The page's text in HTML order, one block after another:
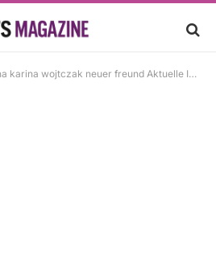
karina wojtczak neuer freund Aktuelle Infos